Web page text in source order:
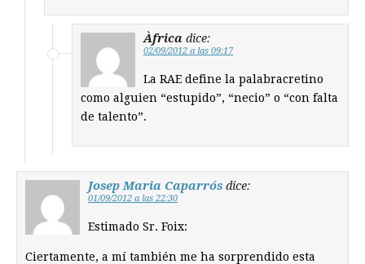
Àfrica dice:
02/09/2012 a las 09:17
La RAE define la palabracretino
como alguien “estupido”, “necio” o “con falta
de talento”.
Josep Maria Caparrós dice:
01/09/2012 a las 22:30
Estimado Sr. Foix:
Ciertamente, a mí también me ha sorprendido esta